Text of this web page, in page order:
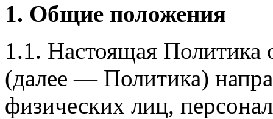
1. Общие положения
1.1. Настоящая Политика
(далее — Политика)
физических лиц,